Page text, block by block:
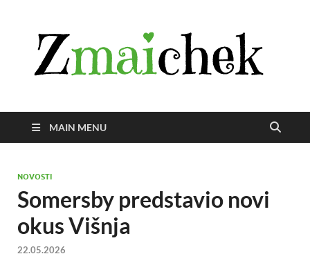
MAIN MENU
NOVOSTI
Somersby predstavio novi
okus Višnja
22.05.2026